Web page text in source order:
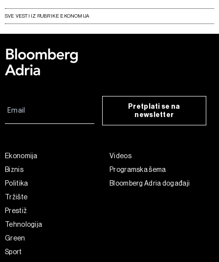
SVE VESTI IZ RUBRIKE EKONOMIJA
Pretplati se na
newsletter
Ekonomija
Biznis
Politika
Tržište
Prestiž
Tehnologija
Green
Sport
Videos
Programska šema
Bloomberg Adria događaji